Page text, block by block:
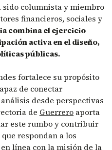
sido columnista y miembro
financieros, sociales y
combina el ejercicio
activa en el diseño,
públicas.
fortalece su propósito
de conectar
desde perspectivas
de Guerrero aporta
este rumbo y contribuir
respondan a los
línea con la misión de la